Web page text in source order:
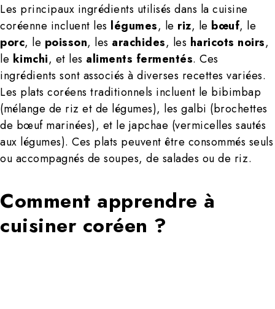
Les principaux ingrédients utilisés dans la cuisine
coréenne incluent les légumes, le riz, le bœuf, le
porc, le poisson, les arachides, les haricots noirs,
le kimchi, et les aliments fermentés. Ces
ingrédients sont associés à diverses recettes variées.
Les plats coréens traditionnels incluent le bibimbap
(mélange de riz et de légumes), les galbi (brochettes
de bœuf marinées), et le japchae (vermicelles sautés
aux légumes). Ces plats peuvent être consommés seuls
ou accompagnés de soupes, de salades ou de riz.
Comment apprendre à
cuisiner coréen ?